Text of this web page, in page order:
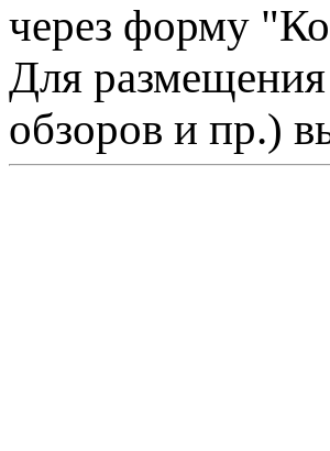
через форму
Для размещения
обзоров и пр.)